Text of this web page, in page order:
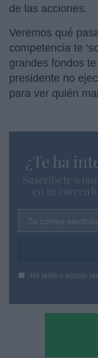
de las acciones.
Veremos qué
competencia te
grandes fondos te
presidente no
para ver quién
¿Te ha
Suscríbete a
en tu correo
Tu correo
He leído y acepto las